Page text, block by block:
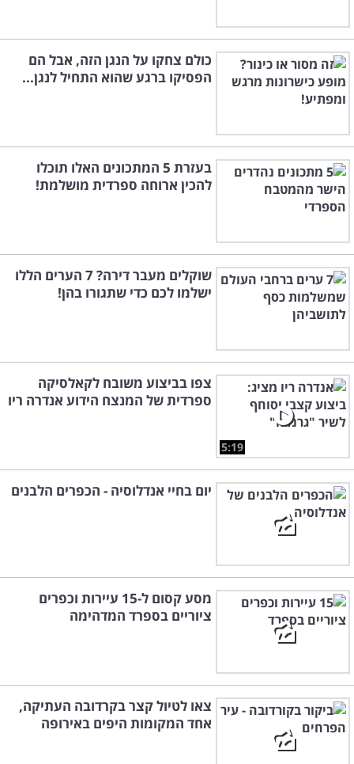
כולם צחקו על הנגן הזה, אבל הם
הפסיקו ברגע שהוא התחיל לנגן...
בעזרת 5 המתכונים האלו תוכלו
להכין ארוחה ספרדית מושלמת!
שוקלים מעבר דירה? 7 הערים הללו
ישלמו לכם כדי שתגורו בהן!
5:19
צפו בביצוע משובח לקאלסיקה
ספרדית של המנצח הידוע אנדרה ריו
יום בחיי אנדלוסיה - הכפרים הלבנים
מסע קסום ל-15 עיירות וכפרים
ציוריים בספרד המדהימה
צאו לטיול קצר בקרדובה העתיקה,
אחד המקומות היפים באירופה